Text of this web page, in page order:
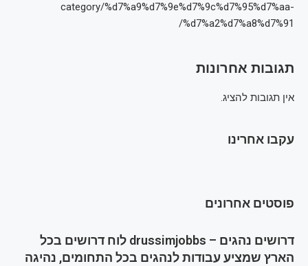
category/%d7%a9%d7%9e%d7%9c%d7%95%d7%aa-
%d7%a2%d7%a8%d7%91/
תגובות אחרונות
אין תגובות להציג.
עקבו אחרינו
פוסטים אחרונים
דרושים נהגים – drussimjobbs לוח דרושים בכל
הארץ שמציע עבודות לנהגים בכל התחומים, נהיגה